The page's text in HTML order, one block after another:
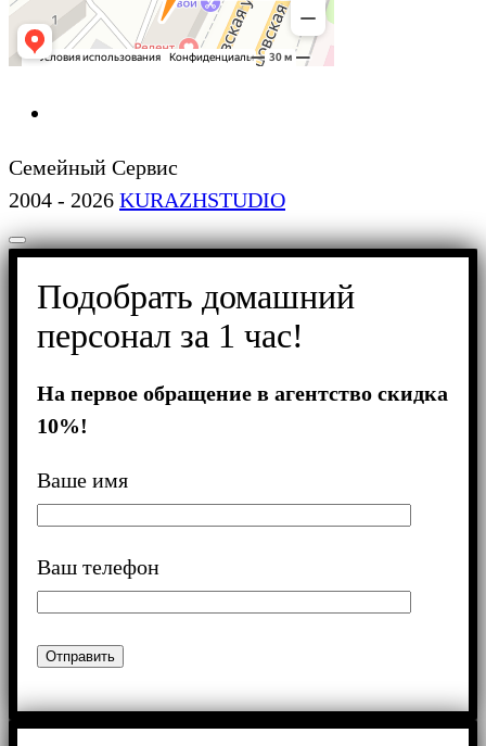
Семейный Сервис
2004 - 2026 KURAZHSTUDIO
Подобрать домашний
персонал за 1 час!
На первое обращение в агентство скидка
10%!
Ваше имя
Ваш телефон